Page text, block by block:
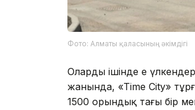
Фото: Алматы қаласының әкімдігі
Олардың ішінде ең
жанында, «Time City»
1500 орындық тағы бір